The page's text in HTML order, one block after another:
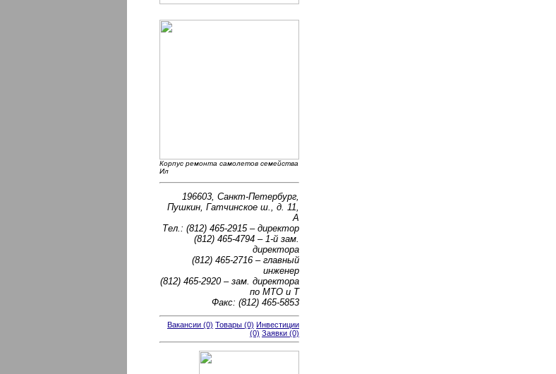
Корпус ремонта самолетов семейства
Ил
196603, Санкт-Петербург,
Пушкин, Гатчинское ш., д. 11,
А
Тел.: (812) 465-2915 – директор
(812) 465-4794 – 1-й зам.
директора
(812) 465-2716 – главный
инженер
(812) 465-2920 – зам. директора
по МТО и Т
Факс: (812) 465-5853
Вакансии (0) Товары (0) Инвестиции
(0) Заявки (0)